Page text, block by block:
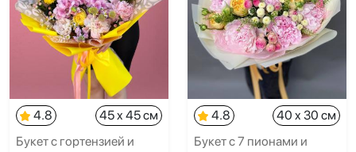
4.8
45 x 45 см
Букет с гортензией и
4.8
40 x 30 см
Букет с 7 пионами и